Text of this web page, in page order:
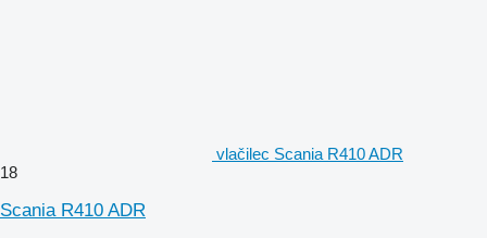
vlačilec Scania R410 ADR
18
Scania R410 ADR